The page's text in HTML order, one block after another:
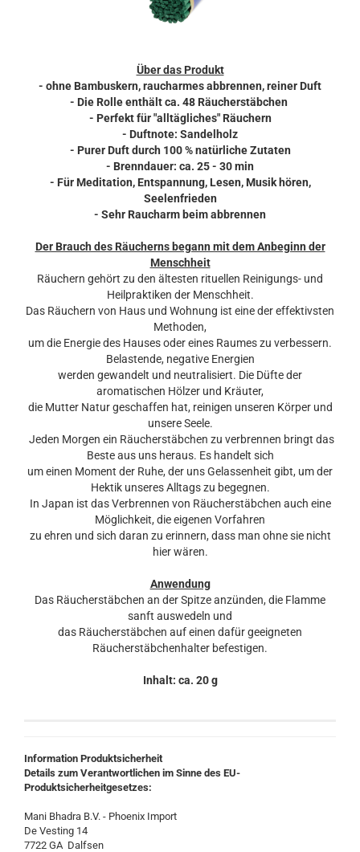
Über das Produkt
- ohne Bambuskern, raucharmes abbrennen, reiner Duft
- Die Rolle enthält ca. 48 Räucherstäbchen
- Perfekt für "alltägliches" Räuchern
- Duftnote: Sandelholz
- Purer Duft durch 100 % natürliche Zutaten
- Brenndauer: ca. 25 - 30 min
- Für Meditation, Entspannung, Lesen, Musik hören,
Seelenfrieden
- Sehr Raucharm beim abbrennen
Der Brauch des Räucherns begann mit dem Anbeginn der
Menschheit
Räuchern gehört zu den ältesten rituellen Reinigungs- und
Heilpraktiken der Menschheit.
Das Räuchern von Haus und Wohnung ist eine der effektivsten
Methoden,
um die Energie des Hauses oder eines Raumes zu verbessern.
Belastende, negative Energien
werden gewandelt und neutralisiert. Die Düfte der
aromatischen Hölzer und Kräuter,
die Mutter Natur geschaffen hat, reinigen unseren Körper und
unsere Seele.
Jeden Morgen ein Räucherstäbchen zu verbrennen bringt das
Beste aus uns heraus. Es handelt sich
um einen Moment der Ruhe, der uns Gelassenheit gibt, um der
Hektik unseres Alltags zu begegnen.
In Japan ist das Verbrennen von Räucherstäbchen auch eine
Möglichkeit, die eigenen Vorfahren
zu ehren und sich daran zu erinnern, dass man ohne sie nicht
hier wären.
Anwendung
Das Räucherstäbchen an der Spitze anzünden, die Flamme
sanft auswedeln und
das Räucherstäbchen auf einen dafür geeigneten
Räucherstäbchenhalter befestigen.
Inhalt: ca. 20 g
Information Produktsicherheit
Details zum Verantwortlichen im Sinne des EU-
Produktsicherheitgesetzes:
Mani Bhadra B.V. - Phoenix Import
De Vesting 14
7722 GA Dalfsen